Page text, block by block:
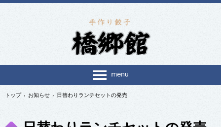
トップ › お知らせ › 日替わりランチセットの発売